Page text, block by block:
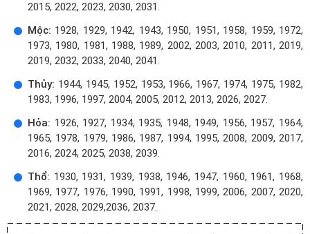
2015, 2022, 2023, 2030, 2031.
Mộc: 1928, 1929, 1942, 1943, 1950, 1951, 1958, 1959, 1972,
1973, 1980, 1981, 1988, 1989, 2002, 2003, 2010, 2011, 2019,
2019, 2032, 2033, 2040, 2041.
Thủy: 1944, 1945, 1952, 1953, 1966, 1967, 1974, 1975, 1982,
1983, 1996, 1997, 2004, 2005, 2012, 2013, 2026, 2027.
Hỏa: 1926, 1927, 1934, 1935, 1948, 1949, 1956, 1957, 1964,
1965, 1978, 1979, 1986, 1987, 1994, 1995, 2008, 2009, 2017,
2016, 2024, 2025, 2038, 2039.
Thổ: 1930, 1931, 1939, 1938, 1946, 1947, 1960, 1961, 1968,
1969, 1977, 1976, 1990, 1991, 1998, 1999, 2006, 2007, 2020,
2021, 2028, 2029,2036, 2037.